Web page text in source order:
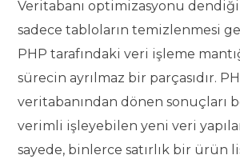
Veritabanı optimizasyonu
sadece tabloların temizlenmesi
PHP tarafındaki veri işleme
sürecin ayrılmaz bir parçasıdır.
veritabanından dönen sonuçları
verimli işleyebilen yeni veri
sayede, binlerce satırlık bir ürün